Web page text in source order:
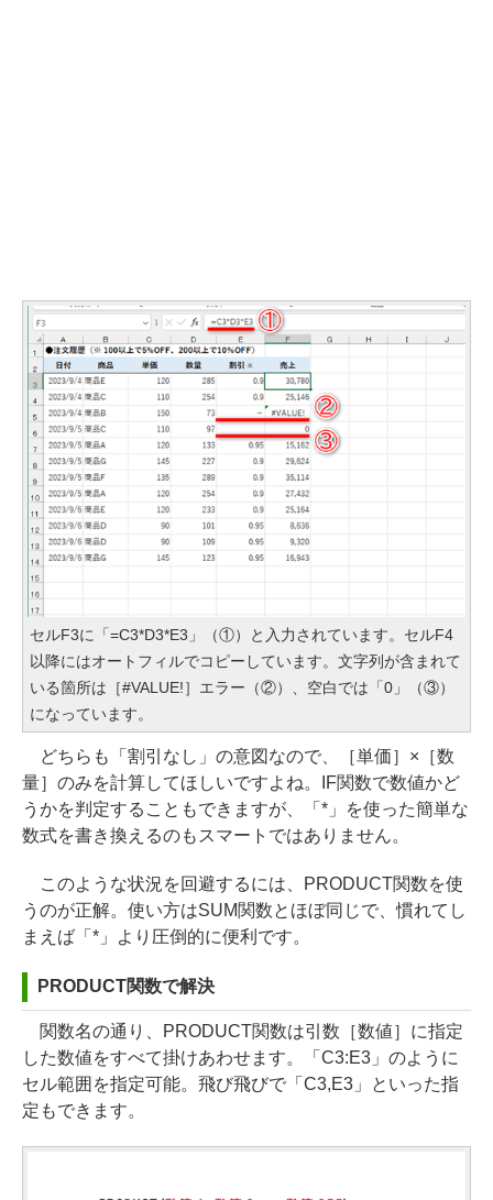
セルF3に「=C3*D3*E3」（①）と入力されています。セルF4
以降にはオートフィルでコピーしています。文字列が含まれて
いる箇所は［#VALUE!］エラー（②）、空白では「0」（③）
になっています。
どちらも「割引なし」の意図なので、［単価］×［数
量］のみを計算してほしいですよね。IF関数で数値かど
うかを判定することもできますが、「*」を使った簡単な
数式を書き換えるのもスマートではありません。
このような状況を回避するには、PRODUCT関数を使
うのが正解。使い方はSUM関数とほぼ同じで、慣れてし
まえば「*」より圧倒的に便利です。
PRODUCT関数で解決
関数名の通り、PRODUCT関数は引数［数値］に指定
した数値をすべて掛けあわせます。「C3:E3」のように
セル範囲を指定可能。飛び飛びで「C3,E3」といった指
定もできます。